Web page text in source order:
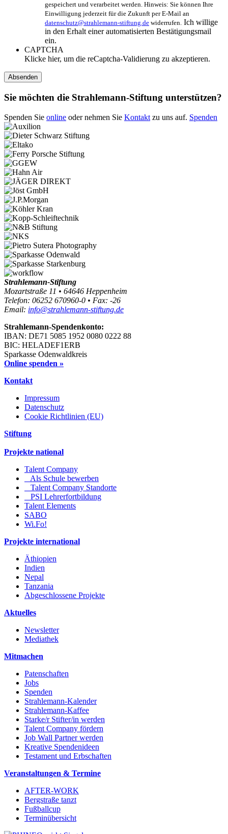
gespeichert und verarbeitet werden. Hinweis: Sie können Ihre
Einwilligung jederzeit für die Zukunft per E-Mail an
datenschutz@strahlemann-stiftung.de widerrufen. Ich willige
in den Erhalt einer automatisierten Bestätigungsmail
ein.
CAPTCHA
Klicke hier, um die reCaptcha-Validierung zu akzeptieren.
Sie möchten die Strahlemann-Stiftung unterstützen?
Spenden Sie online oder nehmen Sie Kontakt zu uns auf. Spenden
Strahlemann-Stiftung
Mozartstraße 11 • 64646 Heppenheim
Telefon: 06252 670960-0 • Fax: -26
Email: info@strahlemann-stiftung.de
Strahlemann-Spendenkonto:
IBAN: DE71 5085 1952 0080 0222 88
BIC: HELADEF1ERB
Sparkasse Odenwaldkreis
Online spenden »
Kontakt
Impressum
Datenschutz
Cookie Richtlinien (EU)
Stiftung
Projekte national
Talent Company
Als Schule bewerben
Talent Company Standorte
PSI Lehrerfortbildung
Talent Elements
SABO
Wi.Fo!
Projekte international
Äthiopien
Indien
Nepal
Tanzania
Abgeschlossene Projekte
Aktuelles
Newsletter
Mediathek
Mitmachen
Patenschaften
Jobs
Spenden
Strahlemann-Kalender
Strahlemann-Kaffee
Starke/r Stifter/in werden
Talent Company fördern
Job Wall Partner werden
Kreative Spendenideen
Testament und Erbschaften
Veranstaltungen & Termine
AFTER-WORK
Bergstraße tanzt
Fußballcup
Terminübersicht